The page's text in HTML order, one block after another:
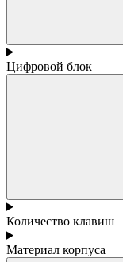
Цифровой блок
Количество клавиш
Материал корпуса